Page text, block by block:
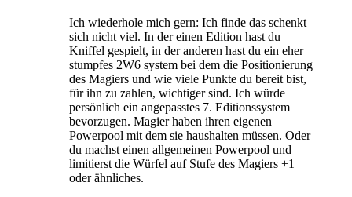
Ich wiederhole mich gern: Ich finde das schenkt
sich nicht viel. In der einen Edition hast du
Kniffel gespielt, in der anderen hast du ein eher
stumpfes 2W6 system bei dem die Positionierung
des Magiers und wie viele Punkte du bereit bist,
für ihn zu zahlen, wichtiger sind. Ich würde
persönlich ein angepasstes 7. Editionssystem
bevorzugen. Magier haben ihren eigenen
Powerpool mit dem sie haushalten müssen. Oder
du machst einen allgemeinen Powerpool und
limitierst die Würfel auf Stufe des Magiers +1
oder ähnliches.